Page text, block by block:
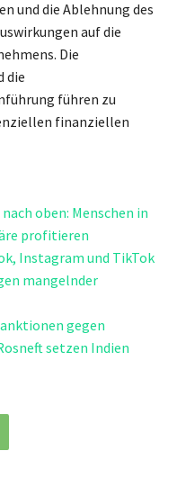
und die Ablehnung des
auf die
Die
die
führen zu
finanziellen
oben: Menschen in
profitieren
Instagram und TikTok
mangelnder
gegen
setzen Indien